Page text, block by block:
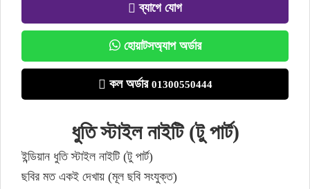
ব্যাগে যোগ
হোয়াটসঅ্যাপ অর্ডার
কল অর্ডার 01300550444
ধুতি স্টাইল নাইটি (টু পার্ট)
ইন্ডিয়ান ধুতি স্টাইল নাইটি (টু পার্ট)
ছবির মত একই দেখায় (মূল ছবি সংযুক্ত)